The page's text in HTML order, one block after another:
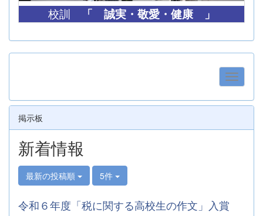
校訓 「 誠実・敬愛・健康 」
掲示板
新着情報
最新の投稿順 5件
令和６年度「税に関する高校生の作文」入賞